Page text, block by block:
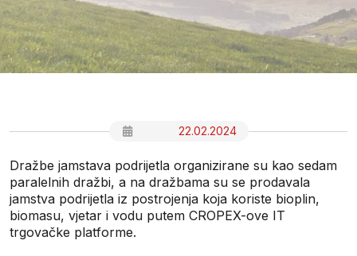
22.02.2024
Dražbe jamstava podrijetla organizirane su kao sedam
paralelnih dražbi, a na dražbama su se prodavala
jamstva podrijetla iz postrojenja koja koriste bioplin,
biomasu, vjetar i vodu putem CROPEX-ove IT
trgovačke platforme.